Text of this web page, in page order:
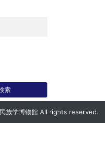
索
族学博物館 All rights reserved.